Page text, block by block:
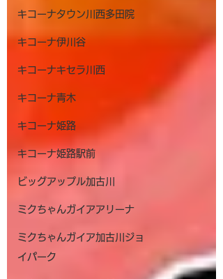
キコーナタウン川西多田院
キコーナ伊川谷
キコーナキセラ川西
キコーナ青木
キコーナ姫路
キコーナ姫路駅前
ビッグアップル加古川
ミクちゃんガイアアリーナ
ミクちゃんガイア加古川ジョ
イパーク